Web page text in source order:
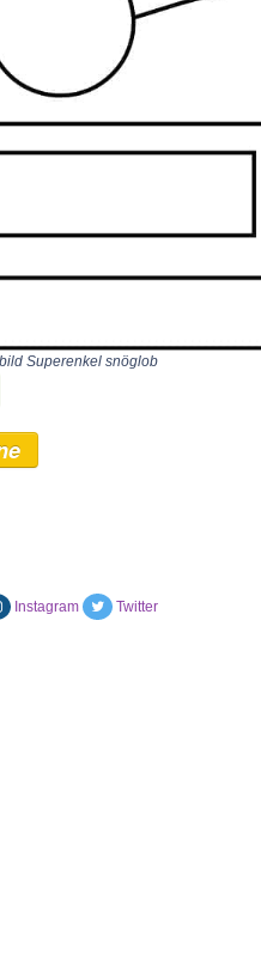
Superenkel snöglob
Instagram Twitter